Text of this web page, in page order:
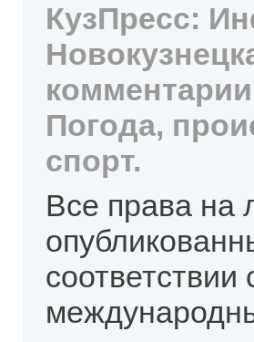
КузПресс:
Погода,
спорт.
Все права на
соответствии